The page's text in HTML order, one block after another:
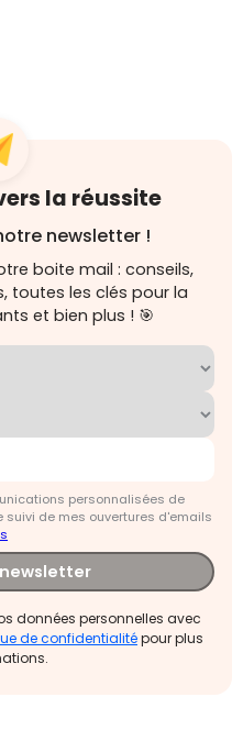
la réussite
newsletter !
boite mail : conseils,
toutes les clés pour la
et bien plus ! 🎯
personnalisées de
suivi de mes ouvertures d'emails
données personnelles avec
de confidentialitépour plus